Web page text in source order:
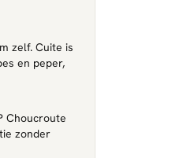
zelf. Cuite is
en peper,
Choucroute
zonder